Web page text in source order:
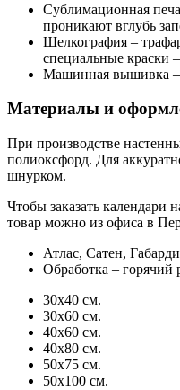
Сублимационная
проникают вглубь
Шелкография –
специальные краски
Машинная вышивка –
Материалы и
При производстве
полиоксфорд. Для
шнурком.
Чтобы заказать календари
товар можно из офиса в
Атлас, Сатен,
Обработка – горячий
30х40 см.
30х60 см.
40х60 см.
40х80 см.
50х75 см.
50х100 см.